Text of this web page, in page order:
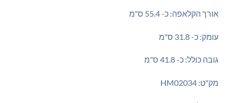
אורך הקלאפה: כ- 55.4 ס"מ
עומק: כ- 31.8 ס"מ
גובה כולל: כ- 41.8 ס"מ
מק"ט: HM02034